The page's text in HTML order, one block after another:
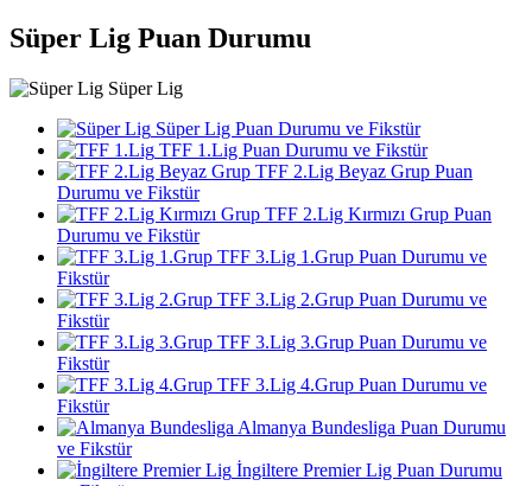
Süper Lig Puan Durumu
Süper Lig
Süper Lig Puan Durumu ve Fikstür
TFF 1.Lig Puan Durumu ve Fikstür
TFF 2.Lig Beyaz Grup Puan
Durumu ve Fikstür
TFF 2.Lig Kırmızı Grup Puan
Durumu ve Fikstür
TFF 3.Lig 1.Grup Puan Durumu ve
Fikstür
TFF 3.Lig 2.Grup Puan Durumu ve
Fikstür
TFF 3.Lig 3.Grup Puan Durumu ve
Fikstür
TFF 3.Lig 4.Grup Puan Durumu ve
Fikstür
Almanya Bundesliga Puan Durumu
ve Fikstür
İngiltere Premier Lig Puan Durumu